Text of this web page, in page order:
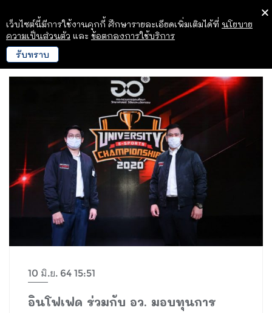
10 มิ.ย. 64 15:51
อินโฟเฟด ร่วมกับ อว. มอบทุนการ
เว็บไซต์นี้มีการใช้งานคุกกี้ ศึกษารายละเอียดเพิ่มเติมได้ที่ นโยบาย
ความเป็นส่วนตัว และ ข้อตกลงการใช้บริการ
รับทราบ